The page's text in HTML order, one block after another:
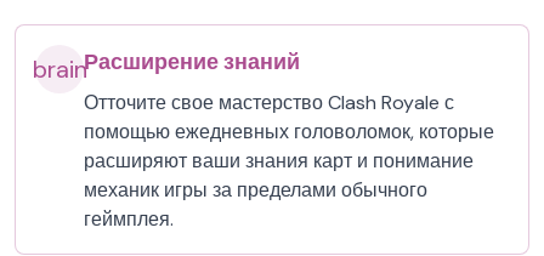
brainРасширение знаний
Отточите свое мастерство Clash Royale с
помощью ежедневных головоломок, которые
расширяют ваши знания карт и понимание
механик игры за пределами обычного
геймплея.